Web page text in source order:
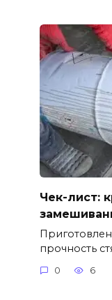
Чек-лист:
прочность
0 6